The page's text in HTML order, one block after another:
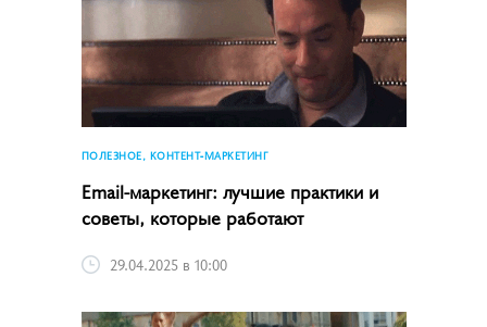
ПОЛЕЗНОЕ, КОНТЕНТ-МАРКЕТИНГ
Email-маркетинг: лучшие практики и
советы, которые работают
29.04.2025 в 10:00